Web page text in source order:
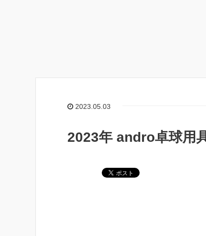
2023.05.03
2023年 andro卓球用